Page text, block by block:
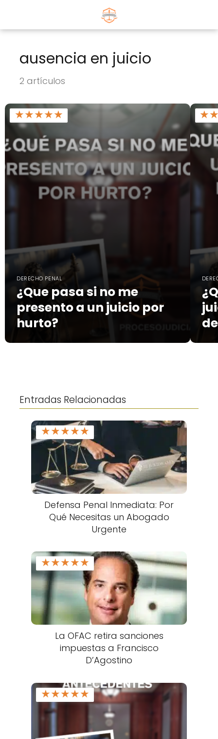
ausencia en juicio
2 artículos
★★★★★
DERECHO PENAL
¿Que pasa si no me
presento a un juicio por
hurto?
★
Entradas Relacionadas
★★★★★
Defensa Penal Inmediata: Por
Qué Necesitas un Abogado
Urgente
★★★★★
La OFAC retira sanciones
impuestas a Francisco
D’Agostino
★★★★★